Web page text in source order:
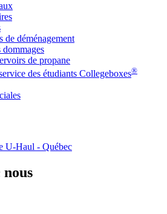
de déménagement
de propane
des étudiants Collegeboxes®
U-Haul - Québec